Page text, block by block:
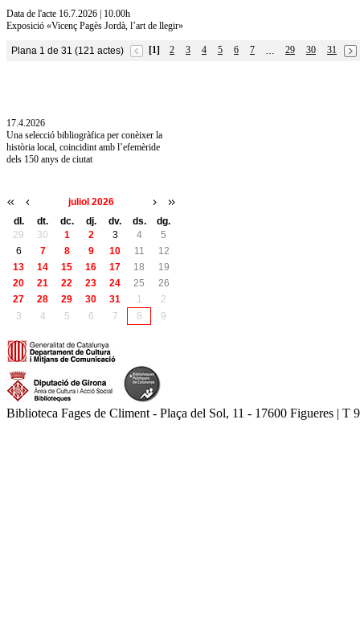
Data de l'acte 16.7.2026 | 10.00h
Exposició «Vicenç Pagès Jordà, l’art de llegir»
Plana 1 de 31 (121 actes) [1] 2 3 4 5 6 7 … 29 30
31
17.4.2026
Una selecció bibliogràfica per conèixer la
història local, coincidint amb l’efemèride
dels 150 anys de ciutat
juliol 2026
dl.
dt. dc. dj. dv. ds.
dg.
29
30 1 2 3 4
5
6
7 8 9 10 11
12
13
14 15 16 17 18
19
20
21 22 23 24 25
26
27
28 29 30 31 1
2
3
4 5 6 7 8 9
Biblioteca Fages de Climent - Plaça del Sol, 11 - 17600 Figueres |